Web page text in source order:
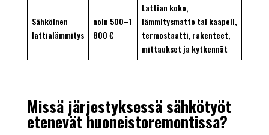
Sähköinen
lattialämmitys
noin 500–1
800 €
Lattian koko,
lämmitysmatto tai kaapeli,
termostaatti, rakenteet,
mittaukset ja kytkennät
Missä järjestyksessä sähkötyöt
etenevät huoneistoremontissa?